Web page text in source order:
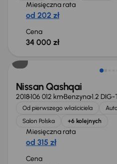
Miesięczna rata
od 202 zł
Cena
34 000 zł
Nissan Qashqai
2018106 012 kmBenzyna1.2 DIG-
Od pierwszego właściciela
Salon Polska
+6 kolejnych
Miesięczna rata
od 315 zł
Cena